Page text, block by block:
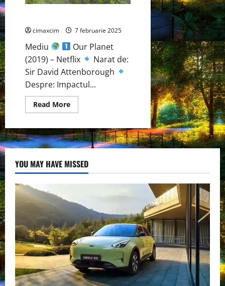
cimaxcim 7 februarie 2025
Mediu
Our Planet
(2019) – Netflix
Narat de:
Sir David Attenborough
Despre: Impactul...
Read MoreRead
more
despre
Mediu
YOU MAY HAVE MISSED